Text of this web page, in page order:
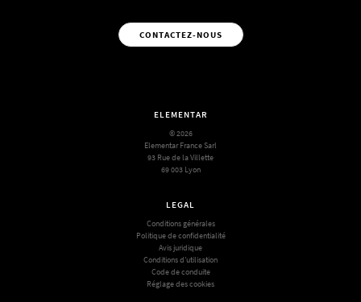
CONTACTEZ-NOUS
ELEMENTAR
© 2026
Elementar France Sarl
93 Rue de la Villette
69 003 Lyon
LEGAL
Conditions générales
Politique de confidentialité
Avis juridique
Conditions d’utilisation
Code de conduite
Réglage des cookies